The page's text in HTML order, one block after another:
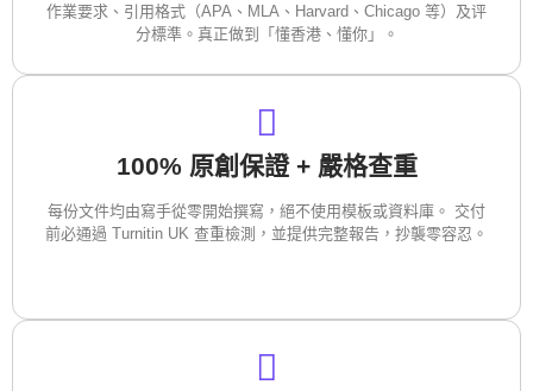
作業要求、引用格式（APA、MLA、Harvard、Chicago 等）及评
分標準。真正做到「懂香港、懂你」。
100% 原創保證 + 嚴格查重
每份文件均由寫手從零開始撰寫，絕不使用模板或資料庫。 交付
前必通過 Turnitin UK 查重檢測，並提供完整報告，抄襲零容忍。